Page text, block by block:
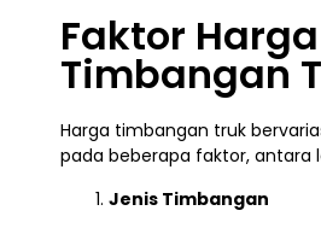
Faktor Harga
Timbangan
Harga timbangan truk
pada beberapa faktor, antara
Jenis Timbangan